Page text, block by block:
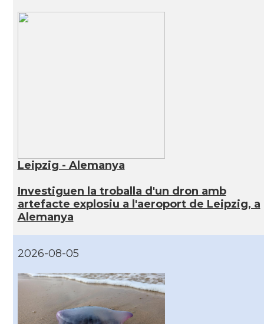
Leipzig - Alemanya
Investiguen la troballa d'un dron amb
artefacte explosiu a l'aeroport de Leipzig, a
Alemanya
2026-08-05